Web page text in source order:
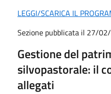
LEGGI/SCARICA IL
Sezione pubblicata il 27/
Gestione del
silvopastorale: il
allegati